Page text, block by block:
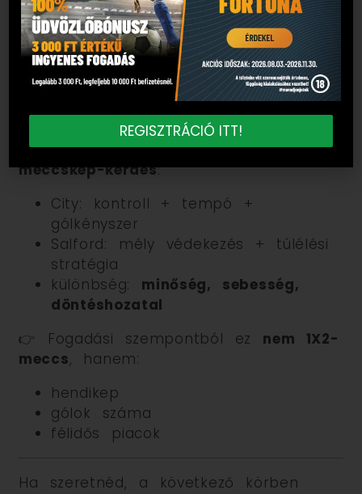
Összefoglalás – miért fontos ez a
felállás?
Ez nem egy „ki kezd” kérdés, hanem
meccskép-kérdés:
City: kontroll + tempó +
gólkényszer
Salford: mély védekezés + túlélési
stratégia
különbség: minőség, sebesség,
döntéshozatal
👉 Fogadási szempontból ez nem 1X2-
meccs, hanem:
hendikep
gólok száma
félidős piacok
Ha szeretnéd, a következő körben
REGISZTRÁCIÓ ITT!